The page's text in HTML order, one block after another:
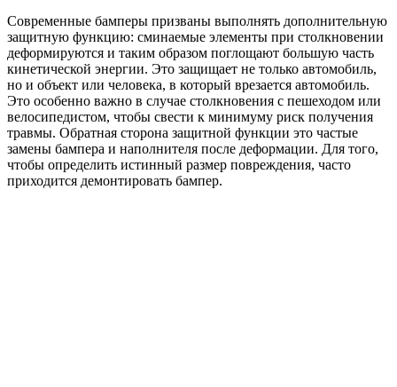
Современные бамперы призваны выполнять дополнительную
защитную функцию: сминаемые элементы при столкновении
деформируются и таким образом поглощают большую часть
кинетической энергии. Это защищает не только автомобиль,
но и объект или человека, в который врезается автомобиль.
Это особенно важно в случае столкновения с пешеходом или
велосипедистом, чтобы свести к минимуму риск получения
травмы. Обратная сторона защитной функции это частые
замены бампера и наполнителя после деформации. Для того,
чтобы определить истинный размер повреждения, часто
приходится демонтировать бампер.